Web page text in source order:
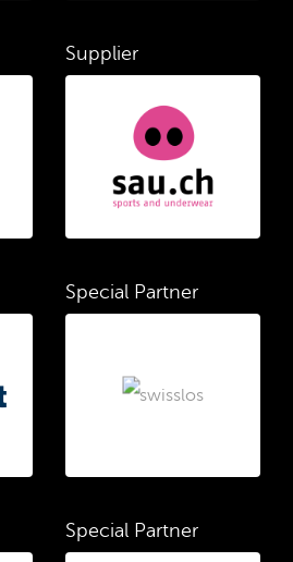
Supplier
Special Partner
Special Partner